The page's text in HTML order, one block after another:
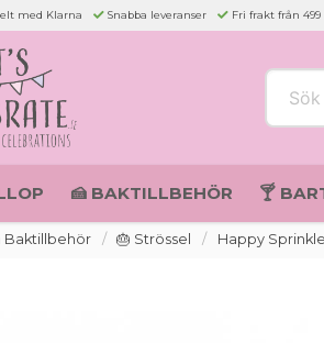
med Klarna Snabba leveranser Fri frakt från 499
🍰 BAKTILLBEHÖR 🍸
Baktillbehör 🎂 Strössel Happy